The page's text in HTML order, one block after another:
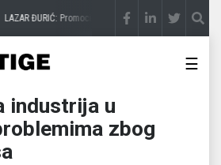
LAZAR ĐURIĆ: Promocija potencijal pretvara u destinaciju
☰
industrija u
zbog